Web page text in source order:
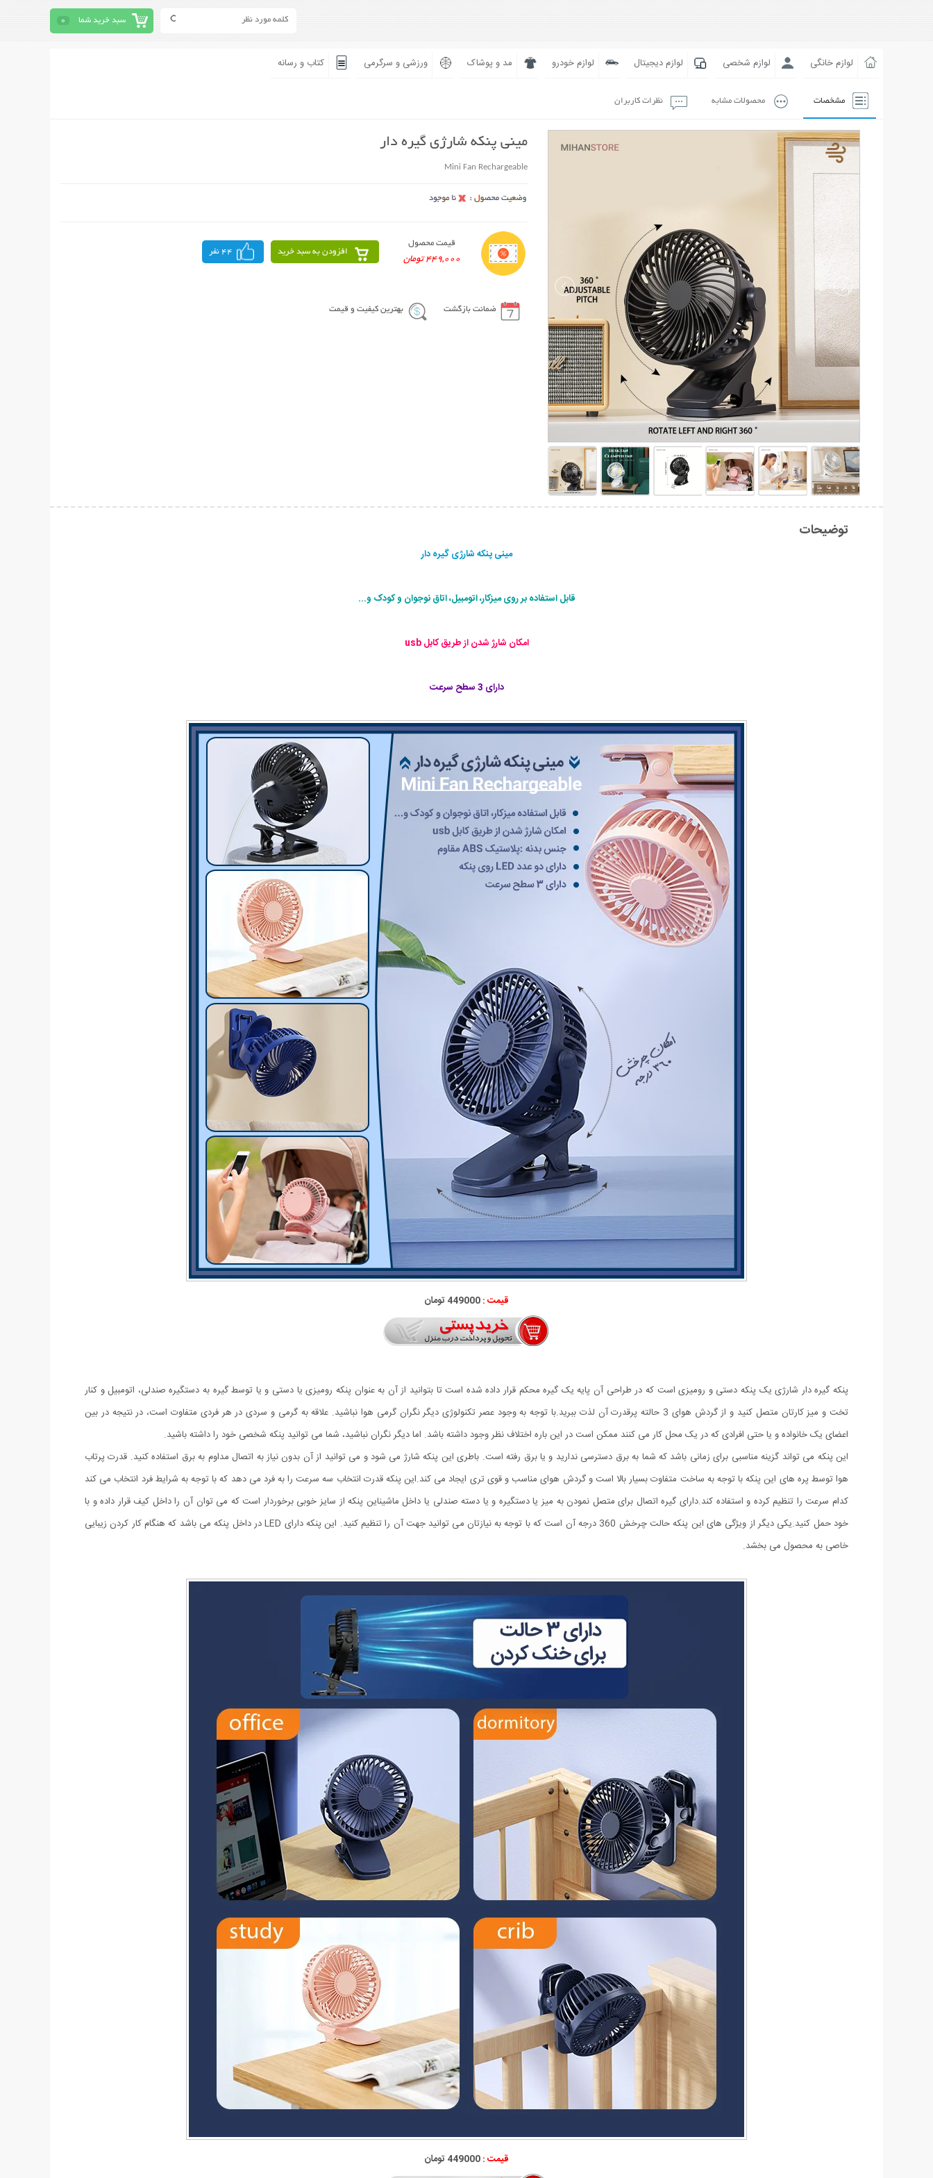
سبد خرید شما 0
لوازم خانگی لوازم شخصی لوازم دیجیتال لوازم خودرو مد و پوشاک ورزشی و سرگرمی کتاب و رسانه
مشخصات محصولات مشابه نظرات کاربران
مینی پنکه شارژی گیره دار
Mini Fan Rechargeable
قیمت محصول
449,000 تومان
افزودن به سبد خرید 44 نفر
ضمانت بازگشت بهترین کیفیت و قیمت
توضیحات
مینی پنکه شارژی گیره دار
قابل استفاده بر روی میزکار، اتومبیل، اتاق نوجوان و کودک و...
امکان شارژ شدن از طریق کابل usb
دارای 3 سطح سرعت
قیمت :449000 تومان
پنکه گیره دار شارژی یک پنکه دستی و رومیزی است که در طراحی آن پایه یک گیره محکم قرار داده شده است تا بتوانید از آن به عنوان پنکه رومیزی یا دستی و یا توسط گیره به دستگیره صندلی، اتومبیل و کنار
تخت و میز کارتان متصل کنید و از گردش هوای 3 حالته پرقدرت آن لذت ببرید.با توجه به وجود عصر تکنولوژی دیگر نگران گرمی هوا نباشید. علاقه به گرمی و سردی در هر فردی متفاوت است، در نتیجه در بین
اعضای یک خانواده و یا حتی افرادی که در یک محل کار می کنند ممکن است در این باره اختلاف نظر وجود داشته باشد. اما دیگر نگران نباشید، شما می توانید پنکه شخصی خود را داشته باشید.
این پنکه می تواند گزینه مناسبی برای زمانی باشد که شما به برق دسترسی ندارید و یا برق رفته است. باطری این پنکه شارژ می شود و می توانید از آن بدون نیاز به اتصال مداوم به برق استفاده کنید. قدرت پرتاب
هوا توسط پره های این پنکه با توجه به ساخت متفاوت بسیار بالا است و گردش هوای مناسب و قوی تری ایجاد می کند.این پنکه قدرت انتخاب سه سرعت را به فرد می دهد که با توجه به شرایط فرد انتخاب می کند
کدام سرعت را تنظیم کرده و استفاده کند.دارای گیره اتصال برای متصل نمودن به میز یا دستگیره و یا دسته صندلی یا داخل ماشیناین پنکه از سایز خوبی برخوردار است که می توان آن را داخل کیف قرار داده و با
خود حمل کنید.یکی دیگر از ویژگی های این پنکه حالت چرخش 360 درجه آن است که با توجه به نیازتان می توانید جهت آن را تنظیم کنید. این پنکه دارای LED در داخل پنکه می باشد که هنگام کار کردن زیبایی
خاصی به محصول می بخشد.
قیمت :449000 تومان